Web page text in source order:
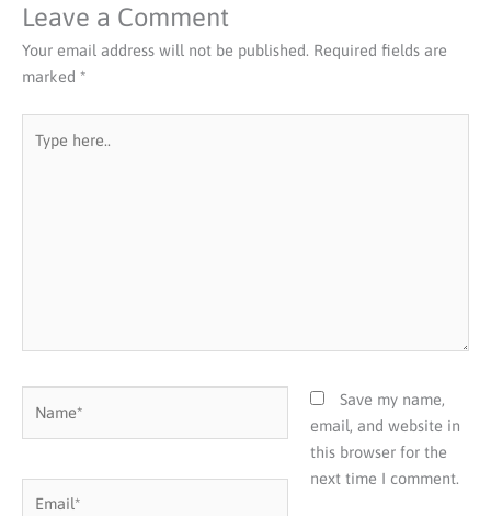
Leave a Comment
Your email address will not be published. Required fields are
marked *
here..
Save my name,
email, and website in
this browser for the
next time I comment.